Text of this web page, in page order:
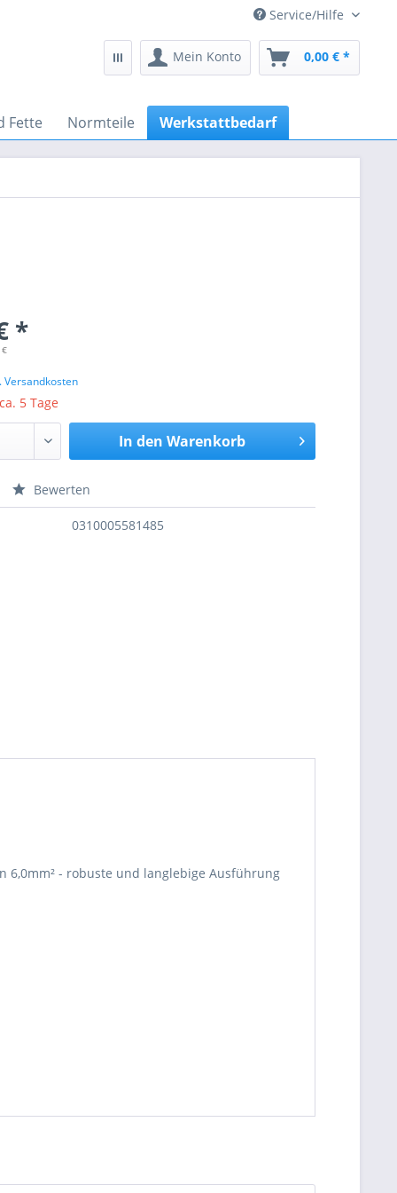
Service/Hilfe
Mein Konto 0,00 € *
Fette Normteile Werkstattbedarf
*
Versandkosten
5 Tage
In den Warenkorb
Bewerten
0310005581485
6,0mm² - robuste und langlebige Ausführung